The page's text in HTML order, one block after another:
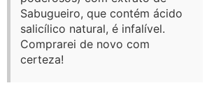
Sabugueiro, que contém ácido
salicílico natural, é infalível.
Comprarei de novo com
certeza!